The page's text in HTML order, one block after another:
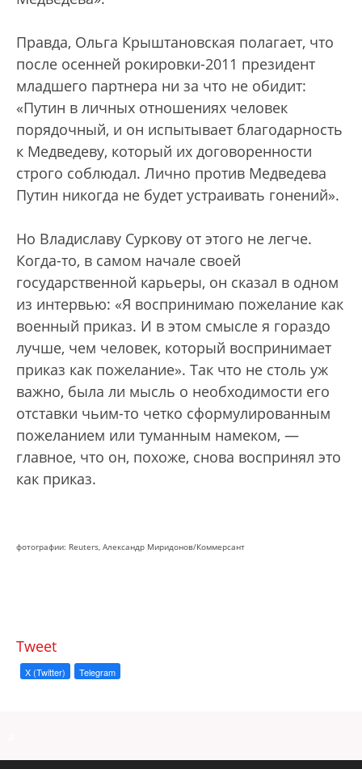
Правда, Ольга Крыштановская полагает, что
после осенней рокировки-2011 президент
младшего партнера ни за что не обидит:
«Путин в личных отношениях человек
порядочный, и он испытывает благодарность
к Медведеву, который их договоренности
строго соблюдал. Лично против Медведева
Путин никогда не будет устраивать гонений».
Но Владиславу Суркову от этого не легче.
Когда-то, в самом начале своей
государственной карьеры, он сказал в одном
из интервью: «Я воспринимаю пожелание как
военный приказ. И в этом смысле я гораздо
лучше, чем человек, который воспринимает
приказ как пожелание». Так что не столь уж
важно, была ли мысль о необходимости его
отставки чьим-то четко сформулированным
пожеланием или туманным намеком, —
главное, что он, похоже, снова воспринял это
как приказ.
фотографии: Reuters, Александр Миридонов/Коммерсант
Tweet
X (Twitter) Telegram